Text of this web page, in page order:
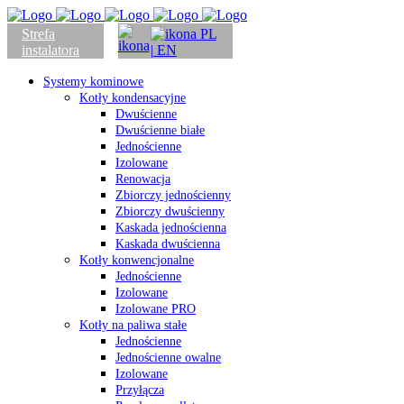
Strefa
instalatora
PL
| EN
Systemy kominowe
Kotły kondensacyjne
Dwuścienne
Dwuścienne białe
Jednościenne
Izolowane
Renowacja
Zbiorczy jednościenny
Zbiorczy dwuścienny
Kaskada jednościenna
Kaskada dwuścienna
Kotły konwencjonalne
Jednościenne
Izolowane
Izolowane PRO
Kotły na paliwa stałe
Jednościenne
Jednościenne owalne
Izolowane
Przyłącza